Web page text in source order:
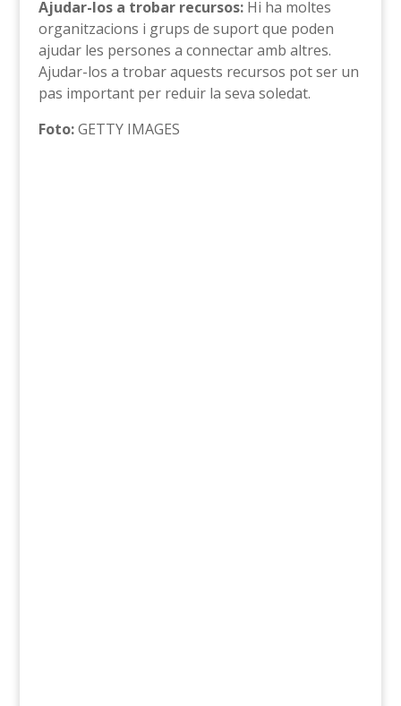
Ajudar-los a trobar recursos:Hi ha moltes
organitzacions i grups de suport que poden
ajudar les persones a connectar amb altres.
Ajudar-los a trobar aquests recursos pot ser un
pas important per reduir la seva soledat.
Foto:GETTY IMAGES